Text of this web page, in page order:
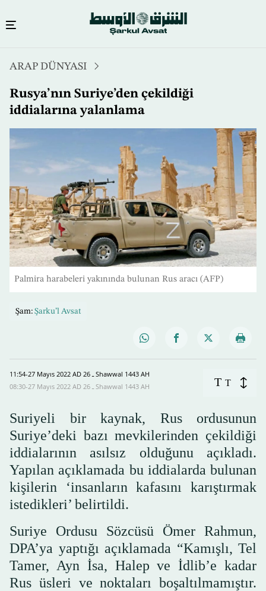
atla
ARAP DÜNYASI
Rusya’nın Suriye’den çekildiği
iddialarına yalanlama
Palmira harabeleri yakınında bulunan Rus aracı (AFP)
Şam: Şarku’l Avsat
11:54-27 Mayıs 2022 AD ـ 26 Shawwal 1443 AH
08:30-27 Mayıs 2022 AD ـ 26 Shawwal 1443 AH
T T
Suriyeli bir kaynak, Rus ordusunun
Suriye’deki bazı mevkilerinden çekildiği
iddialarının asılsız olduğunu açıkladı.
Yapılan açıklamada bu iddialarda bulunan
kişilerin ‘insanların kafasını karıştırmak
istedikleri’ belirtildi.
Suriye Ordusu Sözcüsü Ömer Rahmun,
DPA’ya yaptığı açıklamada “Kamışlı, Tel
Tamer, Ayn İsa, Halep ve İdlib’e kadar
Rus üsleri ve noktaları boşaltılmamıştır.